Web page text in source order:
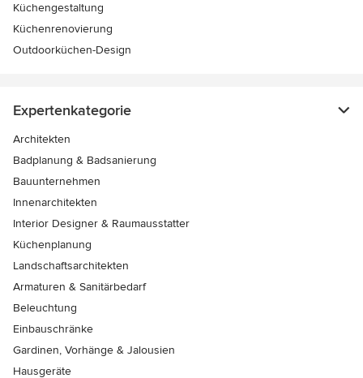
Küchengestaltung
Küchenrenovierung
Outdoorküchen-Design
Expertenkategorie
Architekten
Badplanung & Badsanierung
Bauunternehmen
Innenarchitekten
Interior Designer & Raumausstatter
Küchenplanung
Landschaftsarchitekten
Armaturen & Sanitärbedarf
Beleuchtung
Einbauschränke
Gardinen, Vorhänge & Jalousien
Hausgeräte